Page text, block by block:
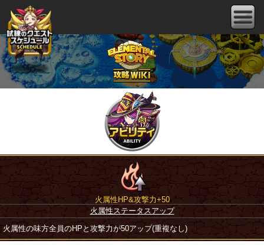
火属性HP&攻撃力+50
火属性ステータスアップ
火属性の味方全員のHPと攻撃力が50アップ(重複なし)